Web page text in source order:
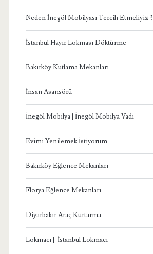
Neden İnegöl Mobilyası Tercih Etmeliyiz ?
İstanbul Hayır Lokması Döktürme
Bakırköy Kutlama Mekanları
İnsan Asansörü
İnegöl Mobilya | İnegöl Mobilya Vadi
Evimi Yenilemek İstiyorum
Bakırköy Eğlence Mekanları
Florya Eğlence Mekanları
Diyarbakır Araç Kurtarma
Lokmacı | İstanbul Lokmacı